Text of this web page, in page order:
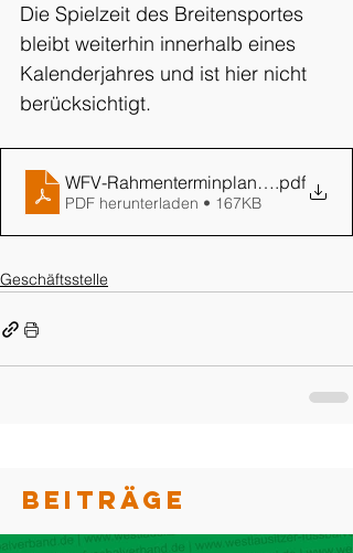
Die Spielzeit des Breitensportes
bleibt weiterhin innerhalb eines
Kalenderjahres und ist hier nicht
berücksichtigt.
WFV-Rahmenterminplan 2025-2026
.pdf
PDF herunterladen • 167KB
Geschäftsstelle
BEITRÄGE